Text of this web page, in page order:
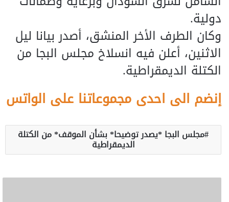
دولية.
وكان الطرف الأخر المنشق، أصدر بيانا ليل
الاثنين، أعلن فيه انسلاخ مجلس البجا من
الكتلة الديمقراطية.
إنضم الى احدى مجموعاتنا على الواتس
مجلس البجا *يصدر توضيحا* بشأن الموقف* من الكتلة
الديمقراطية